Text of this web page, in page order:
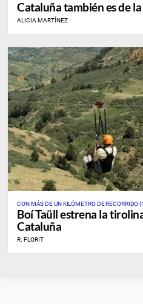
Cataluña también es de la
ALICIA MARTÍNEZ
CON MÁS DE UN KILÓMETRO DE RECORRIDO
Boí Taüll estrena la
Cataluña
R. FLORIT